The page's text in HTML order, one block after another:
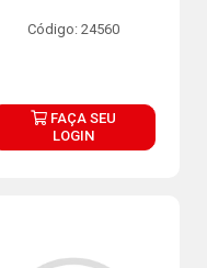
Código: 24560
FAÇA SEU
LOGIN